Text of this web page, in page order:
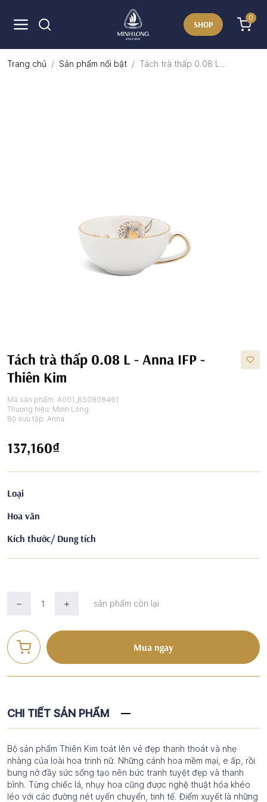
SHOP
0
Trang chủ Sản phẩm nổi bật Tách trà thấp 0.08 L...
Tách trà thấp 0.08 L - Anna IFP -
Thiên Kim
Mã sản phẩm: A001_650808461
Thương hiệu: Minh Long
Bộ sưu tập: Anna
137,160₫
Loại
Hoa văn
Kích thước/ Dung tích
sản phẩm còn lại
Mua ngay
CHI TIẾT SẢN PHẨM
Bộ sản phẩm Thiên Kim toát lên vẻ đẹp thanh thoát và nhẹ
nhàng của loài hoa trinh nữ. Những cánh hoa mềm mại, e ấp, rồi
bung nở đầy sức sống tạo nên bức tranh tuyệt đẹp và thanh
bình. Từng chiếc lá, nhụy hoa cũng được nghệ thuật hóa khéo
léo với các đường nét uyển chuyển, tinh tế. Điểm xuyết là những